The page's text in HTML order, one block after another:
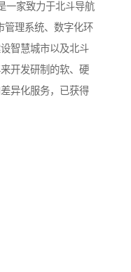
一家致力于北斗导航
管理系统、数字化环
智慧城市以及北斗
开发研制的软、硬
异化服务，已获得